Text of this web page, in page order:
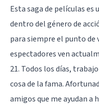
Esta saga de películas
dentro del género de
para siempre el punto
espectadores ven
21. Todos los días,
cosa de la fama.
amigos que me ayudan a